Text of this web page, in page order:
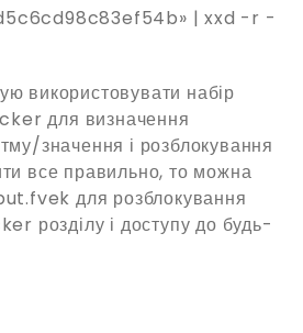
| xxd -r -
використовувати набір
для визначення
значення і розблокування
все правильно, то можна
для розблокування
розділу і доступу до будь-